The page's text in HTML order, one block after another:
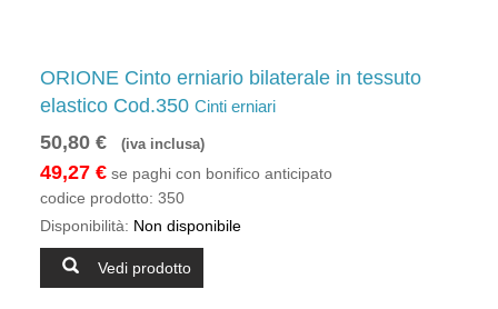
ORIONE Cinto erniario bilaterale in tessuto
elastico Cod.350 Cinti erniari
50,80 € (iva inclusa)
49,27 € se paghi con bonifico anticipato
codice prodotto: 350
Disponibilità: Non disponibile
Vedi prodotto